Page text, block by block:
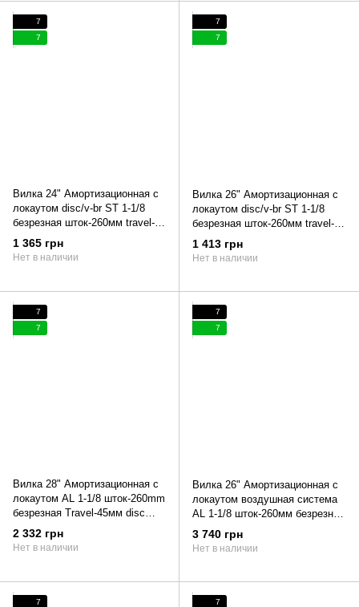
7
7
Вилка 24" Амортизационная с
локаутом disc/v-br ST 1-1/8
безрезная шток-260мм travel-
100мм под эксцентрик черный
FSD LJ-641 (стальная корона и
1 365 грн
Нет в наличии
7
7
Вилка 26" Амортизационная с
локаутом disc/v-br ST 1-1/8
безрезная шток-260мм travel-
100мм под эксцентрик черный
FSD LJ-641 (стальная корона и
1 413 грн
Нет в наличии
7
7
Вилка 28" Амортизационная с
локаутом AL 1-1/8 шток-260mm
безрезная Travel-45мм disc
черный FSD LJ746
2 332 грн
Нет в наличии
7
7
Вилка 26" Амортизационная с
локаутом воздушная система
AL 1-1/8 шток-260мм безрезная
Travel-115мм disc под
эксцентрик черный LJ 956S
3 740 грн
Нет в наличии
7
7